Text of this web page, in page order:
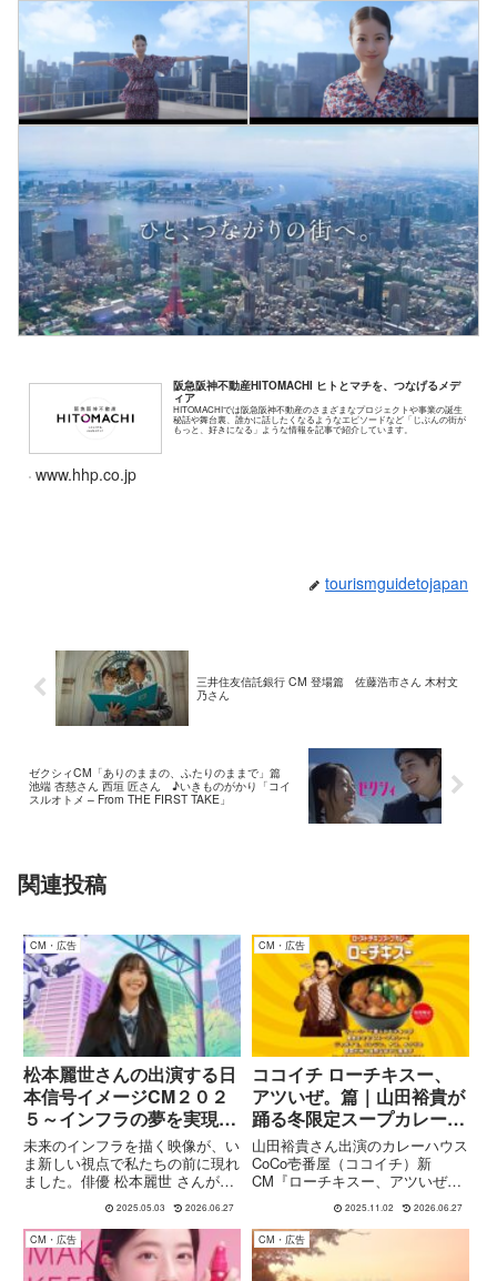
阪急阪神不動産HITOMACHI ヒトとマチを、つなげるメデ
ィア
HITOMACHIでは阪急阪神不動産のさまざまなプロジェクトや事業の誕生
秘話や舞台裏、誰かに話したくなるようなエピソードなど「じぶんの街が
もっと、好きになる」ような情報を記事で紹介しています。
www.hhp.co.jp
tourismguidetojapan
三井住友信託銀行 CM 登場篇 佐藤浩市さん 木村文
乃さん
ゼクシィCM「ありのままの、ふたりのままで」篇
池端 杏慈さん 西垣 匠さん ♪いきものがかり「コイ
スルオトメ – From THE FIRST TAKE」
関連投稿
CM・広告
松本麗世さんの出演する日
本信号イメージCM２０２
５～インフラの夢を実現す
る～ CMソング ケツメイ
シ
未来のインフラを描く映像が、い
ま新しい視点で私たちの前に現れ
ました。俳優 松本麗世 さんが出
演する 日本信号イメージムービ
ー2025「インフラの夢を実現す
る」 は、ただの企業 CM ではあ
りません。進化を目指す企業の想
いと、これからの社会を...
2025.05.03 2026.06.27
CM・広告
ココイチ ローチキスー、
アツいぜ。篇｜山田裕貴が
踊る冬限定スープカレー登
場！
山田裕貴さん出演のカレーハウス
CoCo壱番屋（ココイチ）新
CM『ローチキスー、アツいぜ。
篇』が11月1日から全国放送開
始。冬限定「ローストチキンスー
プカレー」を軽快なダンスととも
に“ロー・チキ・スー”という新愛
称でアピール。
2025.11.02 2026.06.27
CM・広告 CM・広告